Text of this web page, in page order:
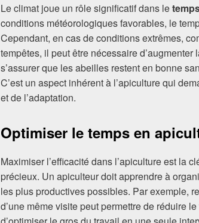
Le climat joue un rôle significatif dans le
conditions météorologiques favorables, le
Cependant, en cas de conditions extrêmes,
tempêtes, il peut être nécessaire
s’assurer que les abeilles restent en bonne
C’est un aspect inhérent à l’apiculture qui
et de l’adaptation.
Optimiser le temps en
Maximiser l’efficacité dans l’apiculture est la
précieux. Un apiculteur doit apprendre à
les plus productives possibles. Par exemple,
d’une même visite peut permettre de réduire